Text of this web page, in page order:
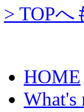
> TOPへ
HOME
What's